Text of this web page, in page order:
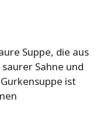
Suppe, die aus
Sahne und
ist